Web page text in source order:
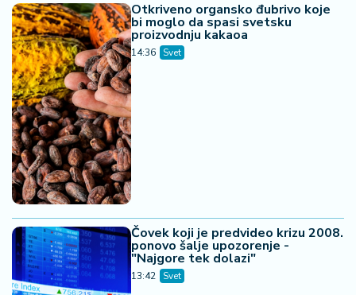
Otkriveno organsko đubrivo koje
bi moglo da spasi svetsku
proizvodnju kakaoa
14:36 Svet
Čovek koji je predvideo krizu 2008.
ponovo šalje upozorenje -
"Najgore tek dolazi"
13:42 Svet